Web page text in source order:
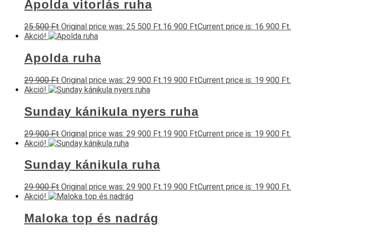
Apolda vitorlás ruha
25 500Ft Original price was: 25 500 Ft.16 900 FtCurrent price is: 16 900 Ft.
Akció!
Apolda ruha
29 900Ft Original price was: 29 900 Ft.19 900 FtCurrent price is: 19 900 Ft.
Akció!
Sunday kánikula nyers ruha
29 900Ft Original price was: 29 900 Ft.19 900 FtCurrent price is: 19 900 Ft.
Akció!
Sunday kánikula ruha
29 900Ft Original price was: 29 900 Ft.19 900 FtCurrent price is: 19 900 Ft.
Akció!
Maloka top és nadrág